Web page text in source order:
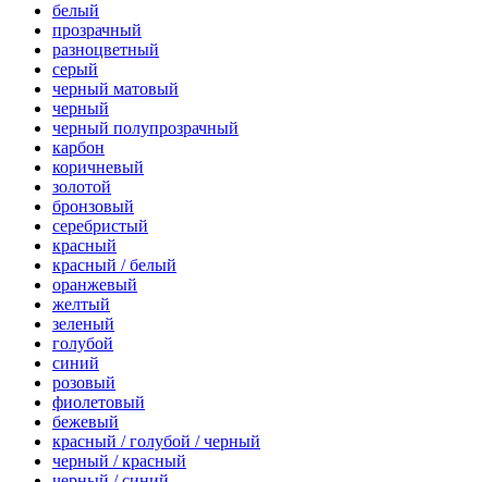
белый
прозрачный
разноцветный
серый
черный матовый
черный
черный полупрозрачный
карбон
коричневый
золотой
бронзовый
серебристый
красный
красный / белый
оранжевый
желтый
зеленый
голубой
синий
розовый
фиолетовый
бежевый
красный / голубой / черный
черный / красный